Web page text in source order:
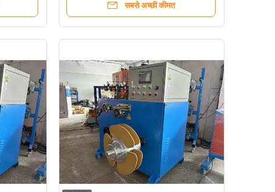
सबसे अच्छी कीमत